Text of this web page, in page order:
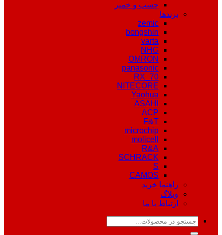
چسب و خمیر
برندها
zemic
bongshin
varta
NHG
OMRON
panasonic
RX_70
NITECORE
Yaohua
ASAHI
ACP
F&T
microchip
molicell
R&A
SCHRACK
S
CAMOS
راهنما خرید
وبلاگ
ارتباط با ما
جستجو